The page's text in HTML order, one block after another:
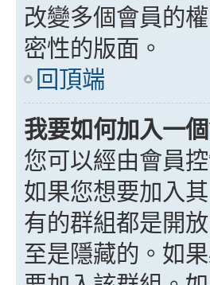
改變多個會員的
密性的版面。
回頂端
我要如何加入一
您可以經由會員
如果您想要加入
有的群組都是開
至是隱藏的。如